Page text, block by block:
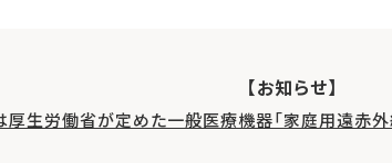
【お知らせ】
厚生労働省が定めた一般医療機器「家庭用遠赤外